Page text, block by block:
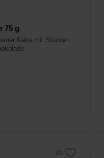
75 g
Keks mit Stücken